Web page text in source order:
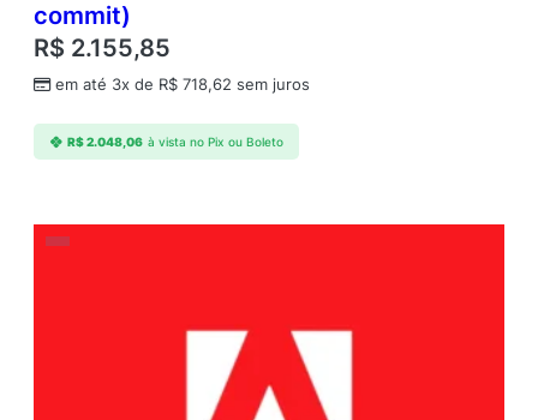
commit)
R$ 2.155,85
em até 3x de R$ 718,62 sem juros
R$2.048,06 à vista no Pix ou Boleto